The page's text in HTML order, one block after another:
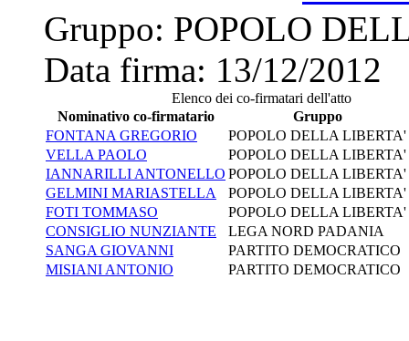
Gruppo: POPOLO
Data firma: 13/12/2012
Elenco dei co-firmatari dell'atto
Nominativo co-firmatario
Gruppo
FONTANA GREGORIO
POPOLO DELLA LIBERTA'
VELLA PAOLO
POPOLO DELLA LIBERTA'
IANNARILLI ANTONELLO POPOLO DELLA LIBERTA'
GELMINI MARIASTELLA
POPOLO DELLA LIBERTA'
FOTI TOMMASO
POPOLO DELLA LIBERTA'
CONSIGLIO NUNZIANTE
LEGA NORD PADANIA
SANGA GIOVANNI
PARTITO DEMOCRATICO
MISIANI ANTONIO
PARTITO DEMOCRATICO